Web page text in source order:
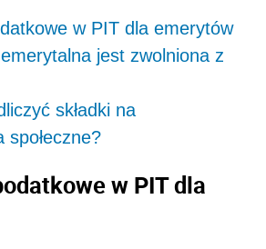
w PIT dla emerytów
jest zwolniona z
składki na
społeczne?
w PIT dla